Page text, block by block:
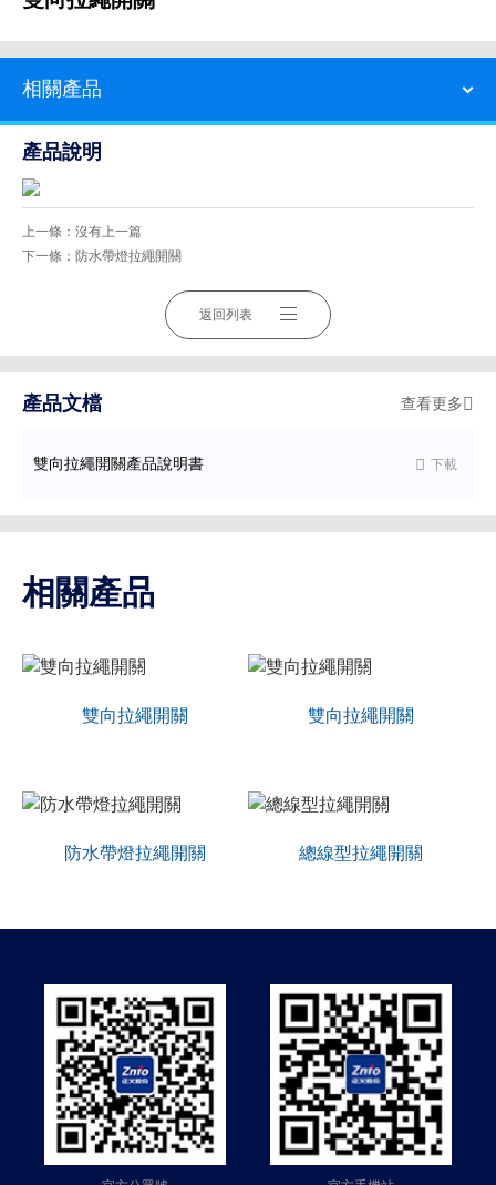
相關產品
產品說明
上一條： 沒有上一篇
下一條： 防水帶燈拉繩開關
返回列表
產品文檔 查看更多
雙向拉繩開關產品說明書  下載
相關產品
雙向拉繩開關 雙向拉繩開關
防水帶燈拉繩開關 總線型拉繩開關